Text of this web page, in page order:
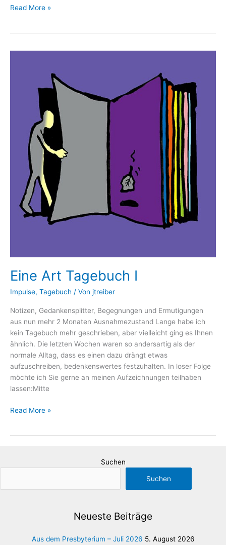
Eine
Read More »
Eine Art Tagebuch I
Impulse, Tagebuch / Von jtreiber
Notizen, Gedankensplitter, Begegnungen und Ermutigungen
aus nun mehr 2 Monaten Ausnahmezustand Lange habe ich
kein Tagebuch mehr geschrieben, aber vielleicht ging es Ihnen
ähnlich. Die letzten Wochen waren so andersartig als der
normale Alltag, dass es einen dazu drängt etwas
aufzuschreiben, bedenkenswertes festzuhalten. In loser Folge
möchte ich Sie gerne an meinen Aufzeichnungen teilhaben
lassen:Mitte
Eine
Read More »
Suchen
Suchen
Neueste Beiträge
Aus dem Presbyterium – Juli 2026 5. August 2026